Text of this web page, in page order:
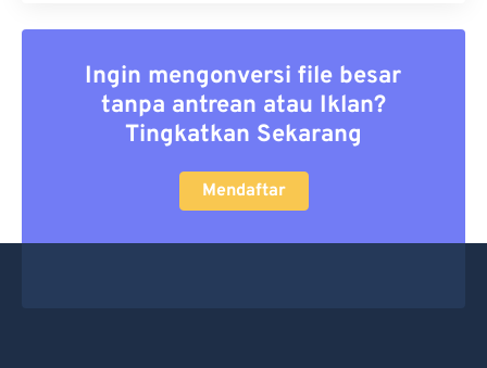
Ingin mengonversi file besar
tanpa antrean atau Iklan?
Tingkatkan Sekarang
Mendaftar